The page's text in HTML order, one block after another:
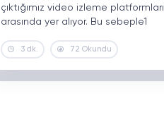
çıktığımız video izleme platformları
arasında yer alıyor. Bu sebeple1
3 dk. 72 Okundu